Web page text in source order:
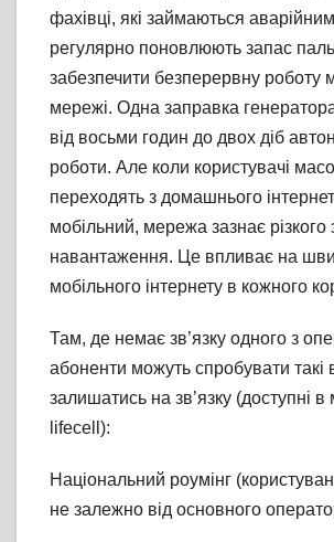
фахівці, які займаються
регулярно поновлюють запас
забезпечити безперервну роботу
мережі. Одна заправка
від восьми годин до двох діб
роботи. Але коли користувачі
переходять з домашнього
мобільний, мережа зазнає різкого
навантаження. Це впливає на
мобільного інтернету в кожного
Там, де немає зв’язку одного з
абоненти можуть спробувати такі
залишатись на зв’язку (доступні в
lifecell):
Національний роумінг
не залежно від основного